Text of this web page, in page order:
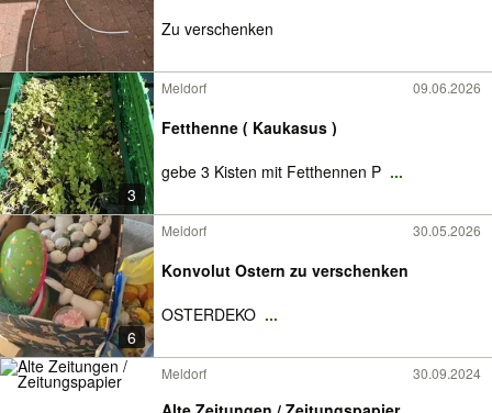
Zu verschenken
3
Meldorf 09.06.2026
Fetthenne ( Kaukasus )
gebe 3 Kisten mit Fetthennen P ...
6
Meldorf 30.05.2026
Konvolut Ostern zu verschenken
OSTERDEKO ...
Meldorf 30.09.2024